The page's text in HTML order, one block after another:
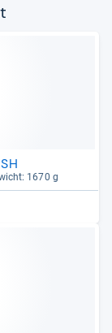
1670 g